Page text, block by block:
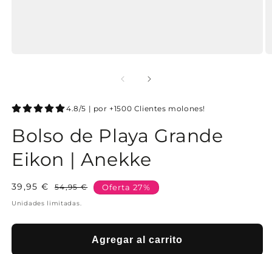
4.8/5 | por +1500 Clientes molones!
Bolso de Playa Grande
Eikon | Anekke
Precio
54,95 €
Precio
39,95 € Oferta 27%
Unidades limitadas.
Agregar al carrito